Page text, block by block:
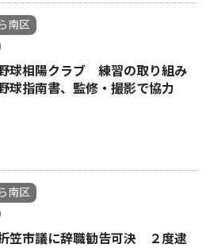
南区
球相陽クラブ 練習の取り組み
指南書、監修・撮影で協力
南区
笠市議に辞職勧告可決 ２度逮